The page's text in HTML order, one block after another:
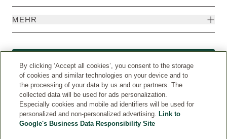
MEHR
By clicking ‘Accept all cookies’, you consent to the storage
of cookies and similar technologies on your device and to
the processing of your data by us and our partners. The
collected data will be used for ads personalization.
Especially cookies and mobile ad identifiers will be used for
personalized and non-personalized advertising. Link to
Google's Business Data Responsibility Site